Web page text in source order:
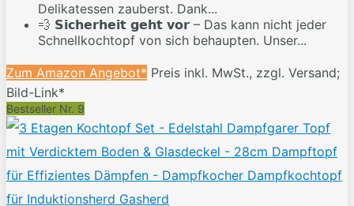
Delikatessen zauberst. Dank...
💨 𝗦𝗶𝗰𝗵𝗲𝗿𝗵𝗲𝗶𝘁 𝗴𝗲𝗵𝘁 𝘃𝗼𝗿 – Das kann nicht jeder
Schnellkochtopf von sich behaupten. Unser...
Zum Amazon Angebot* Preis inkl. MwSt., zzgl. Versand;
Bild-Link*
Bestseller Nr. 9